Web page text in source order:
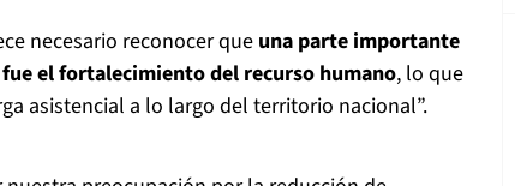
necesario reconocer queuna parte importante
el fortalecimiento del recurso humano, lo que
asistencial a lo largo del territorio nacional”.